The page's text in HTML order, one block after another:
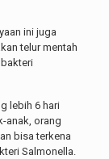
ini juga
telur mentah
lebih 6 hari
anak, orang
bisa terkena
Salmonella.